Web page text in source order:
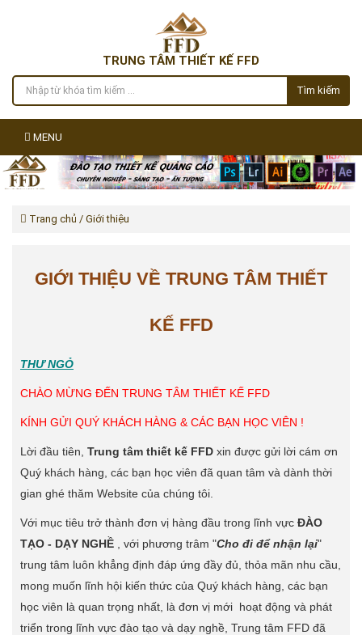
TRUNG TÂM THIẾT KẾ FFD
Tìm kiếm
MENU
Trang chủ / Giới thiệu
GIỚI THIỆU VỀ TRUNG TÂM THIẾT
KẾ FFD
THƯ NGỎ
CHÀO MỪNG ĐẾN TRUNG TÂM THIẾT KẾ FFD
KÍNH GỬI QUÝ KHÁCH HÀNG & CÁC BẠN HỌC VIÊN !
Lời đầu tiên, Trung tâm thiết kế FFD xin được gửi lời cám ơn
Quý khách hàng, các bạn học viên đã quan tâm và dành thời
gian ghé thăm Website của chúng tôi.
Với mục tiêu trở thành đơn vị hàng đầu trong lĩnh vực ĐÀO
TẠO - DẠY NGHỀ , với phương trâm "Cho đi để nhận lại"
trung tâm luôn khẳng định đáp ứng đầy đủ, thỏa mãn nhu cầu,
mong muốn lĩnh hội kiến thức của Quý khách hàng, các bạn
học viên là quan trọng nhất, là đơn vị mới hoạt động và phát
triển trong lĩnh vực đào tạo và dạy nghề, Trung tâm FFD đã